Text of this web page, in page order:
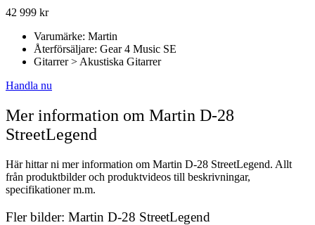
42 999 kr
Varumärke: Martin
Återförsäljare: Gear 4 Music SE
Gitarrer > Akustiska Gitarrer
Handla nu
Mer information om Martin D-28
StreetLegend
Här hittar ni mer information om Martin D-28 StreetLegend. Allt
från produktbilder och produktvideos till beskrivningar,
specifikationer m.m.
Fler bilder: Martin D-28 StreetLegend